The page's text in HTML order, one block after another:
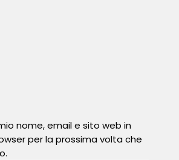
nome, email e sito web in
per la prossima volta che